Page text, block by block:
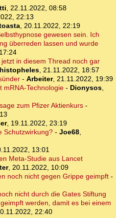
, 22.11.2022, 08:58
22:13
, 20.11.2022, 22:19
gewesen sein. Ich
überreden lassen und wurde
in diesem Thread noch gar
, 21.11.2022, 18:57
- Arbeiter, 21.11.2022, 19:39
mRNA-Technologie- Dionysos,
zum Pfizer Aktienkurs-
, 19.11.2022, 23:19
Schutzwirkung?- Joe68,
13:01
Meta-Studie aus Lancet
, 20.11.2022, 10:09
noch nicht gegen Grippe geimpft-
nicht durch die Gates Stiftung
werden, damit es bei einem
22:40